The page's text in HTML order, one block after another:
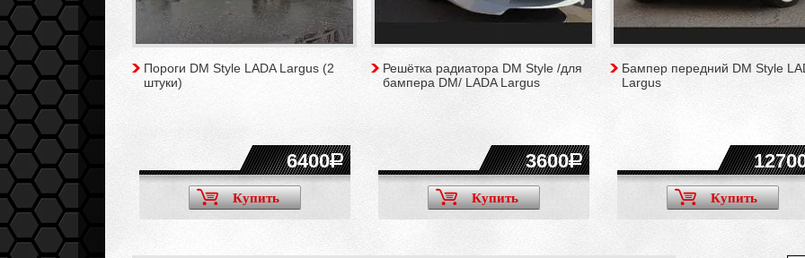
Пороги DM Style LADA Largus (2
штуки)
6400
Купить
Решётка радиатора DM Style /для
бампера DM/ LADA Largus
3600
Купить
Бампер передний DM Style
Largus
Купить